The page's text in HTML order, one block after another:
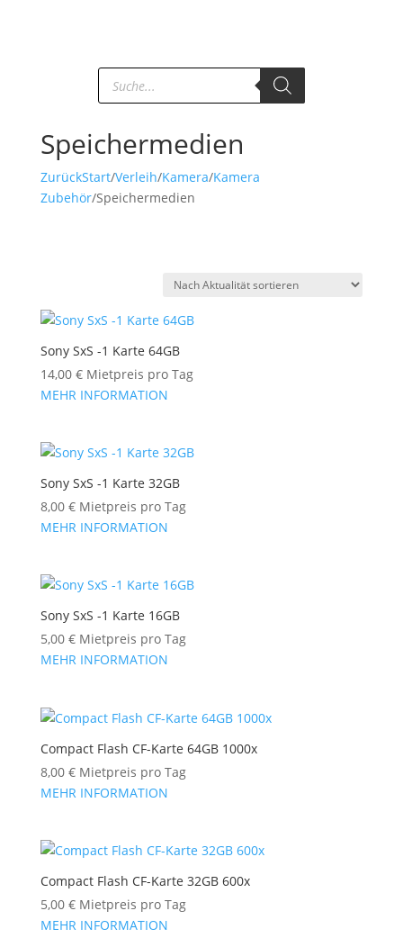
Products
search
Speichermedien
ZurückStart/Verleih/Kamera/Kamera
Zubehör/Speichermedien
Sony SxS -1 Karte 64GB
14,00 €Mietpreis pro Tag
MEHR INFORMATION
Sony SxS -1 Karte 32GB
8,00 €Mietpreis pro Tag
MEHR INFORMATION
Sony SxS -1 Karte 16GB
5,00 €Mietpreis pro Tag
MEHR INFORMATION
Compact Flash CF-Karte 64GB 1000x
8,00 €Mietpreis pro Tag
MEHR INFORMATION
Compact Flash CF-Karte 32GB 600x
5,00 €Mietpreis pro Tag
MEHR INFORMATION